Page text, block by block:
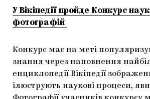
У Вікіпедії пройде Конкурс
фотографій
Конкурс має на меті
знання через наповнення
енциклопедії Вікіпедії
ілюструють наукові процеси,